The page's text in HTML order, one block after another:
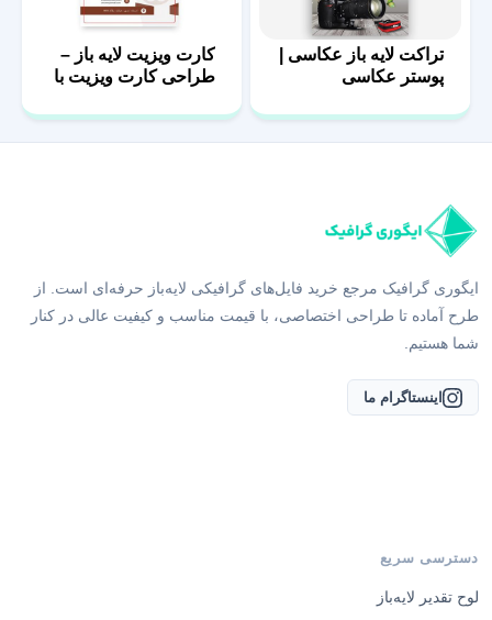
تراکت لایه باز عکاسی |
پوستر عکاسی
کارت ویزیت لایه باز –
طراحی کارت ویزیت با
ایگوری گرافیک مرجع خرید فایل‌های گرافیکی لایه‌باز حرفه‌ای است. از
طرح آماده تا طراحی اختصاصی، با قیمت مناسب و کیفیت عالی در کنار
شما هستیم.
اینستاگرام ما
دسترسی سریع
لوح تقدیر لایه‌باز